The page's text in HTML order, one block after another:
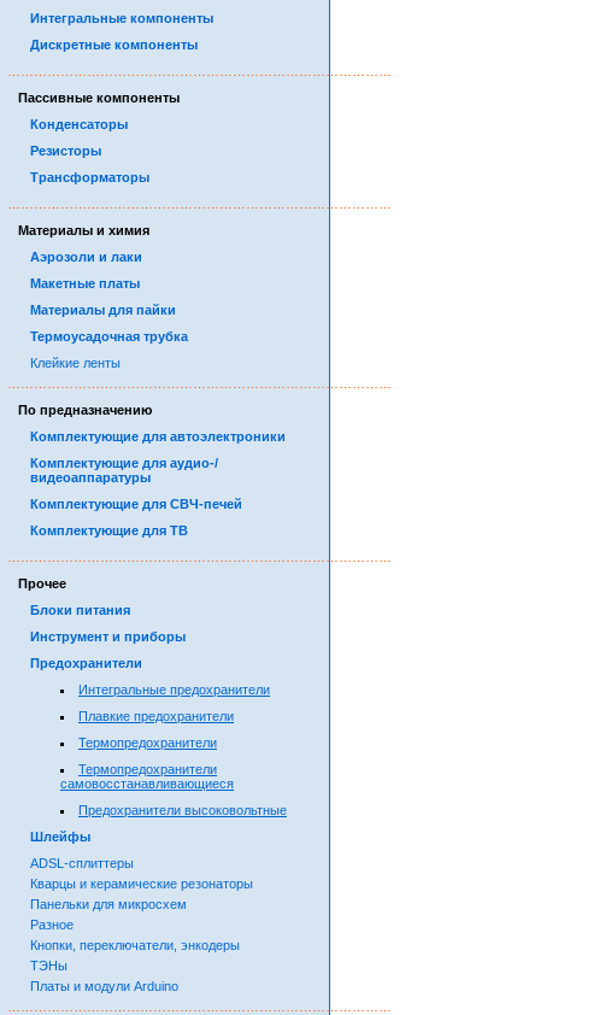
Интегральные компоненты
Дискретные компоненты
Пассивные компоненты
Конденсаторы
Резисторы
Трансформаторы
Материалы и химия
Аэрозоли и лаки
Макетные платы
Материалы для пайки
Термоусадочная трубка
Клейкие ленты
По предназначению
Комплектующие для автоэлектроники
Комплектующие для аудио-/
видеоаппаратуры
Комплектующие для СВЧ-печей
Комплектующие для ТВ
Прочее
Блоки питания
Инструмент и приборы
Предохранители
Интегральные предохранители
Плавкие предохранители
Термопредохранители
Термопредохранители
самовосстанавливающиеся
Предохранители высоковольтные
Шлейфы
ADSL-сплиттеры
Кварцы и керамические резонаторы
Панельки для микросхем
Разное
Кнопки, переключатели, энкодеры
ТЭНы
Платы и модули Arduino